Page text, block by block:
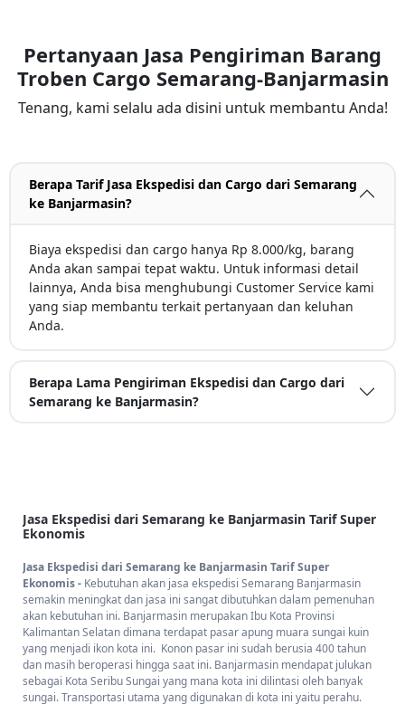
Pertanyaan Jasa Pengiriman Barang
Troben Cargo Semarang-Banjarmasin
Tenang, kami selalu ada disini untuk membantu Anda!
Berapa Tarif Jasa Ekspedisi dan Cargo dari Semarang
ke Banjarmasin?
Biaya ekspedisi dan cargo hanya Rp 8.000/kg, barang
Anda akan sampai tepat waktu. Untuk informasi detail
lainnya, Anda bisa menghubungi Customer Service kami
yang siap membantu terkait pertanyaan dan keluhan
Anda.
Berapa Lama Pengiriman Ekspedisi dan Cargo dari
Semarang ke Banjarmasin?
Jasa Ekspedisi dari Semarang ke Banjarmasin Tarif Super
Ekonomis
Jasa Ekspedisi dari Semarang ke Banjarmasin Tarif Super
Ekonomis - Kebutuhan akan jasa ekspedisi Semarang Banjarmasin
semakin meningkat dan jasa ini sangat dibutuhkan dalam pemenuhan
akan kebutuhan ini. Banjarmasin merupakan Ibu Kota Provinsi
Kalimantan Selatan dimana terdapat pasar apung muara sungai kuin
yang menjadi ikon kota ini. Konon pasar ini sudah berusia 400 tahun
dan masih beroperasi hingga saat ini. Banjarmasin mendapat julukan
sebagai Kota Seribu Sungai yang mana kota ini dilintasi oleh banyak
sungai. Transportasi utama yang digunakan di kota ini yaitu perahu.